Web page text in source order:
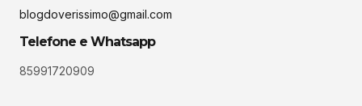
blogdoverissimo@gmail.com
Telefone e Whatsapp
85991720909